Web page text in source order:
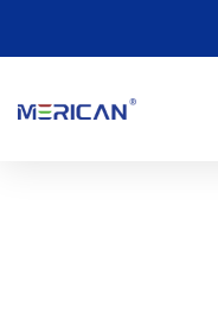
Mengenai
With years of